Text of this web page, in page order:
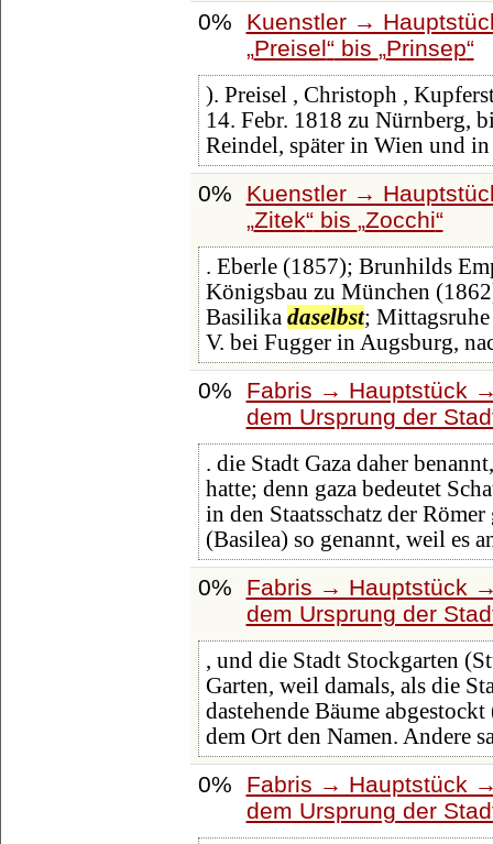
0%
Kuenstler →
Preisel bis Prinsep
). Preisel , Christoph ,
14. Febr. 1818 zu Nürnberg,
Reindel, später in Wien und
0%
Kuenstler →
Zitek bis Zocchi
. Eberle (1857); Brunhilds
Königsbau zu München
Basilika daselbst;
V. bei Fugger in Augsburg,
0%
Fabris → Hauptstück
dem Ursprung der
. die Stadt Gaza daher
hatte; denn gaza bedeutet
in den Staatsschatz der
(Basilea) so genannt, weil es
0%
Fabris → Hauptstück
dem Ursprung der
, und die Stadt Stockgarten
Garten, weil damals, als die
dastehende Bäume
dem Ort den Namen. Andere
0%
Fabris → Hauptstück
dem Ursprung der